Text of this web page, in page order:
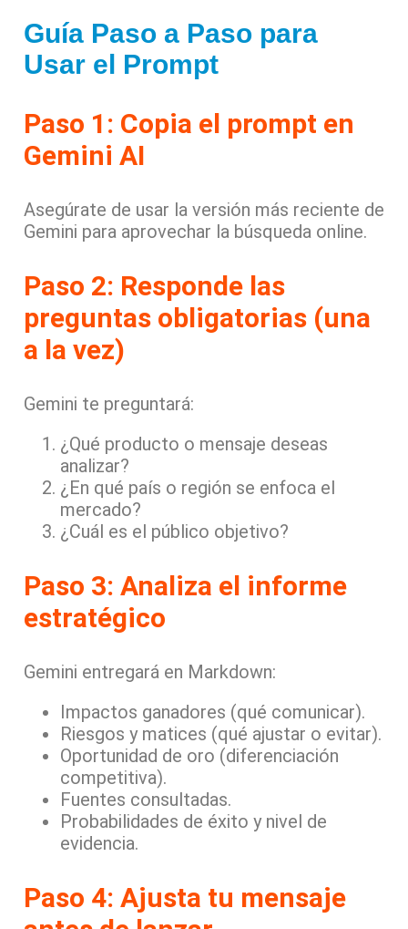
Guía Paso a Paso para
Usar el Prompt
Paso 1: Copia el prompt en
Gemini AI
Asegúrate de usar la versión más reciente de
Gemini para aprovechar la búsqueda online.
Paso 2: Responde las
preguntas obligatorias (una
a la vez)
Gemini te preguntará:
¿Qué producto o mensaje deseas
analizar?
¿En qué país o región se enfoca el
mercado?
¿Cuál es el público objetivo?
Paso 3: Analiza el informe
estratégico
Gemini entregará en Markdown:
Impactos ganadores (qué comunicar).
Riesgos y matices (qué ajustar o evitar).
Oportunidad de oro (diferenciación
competitiva).
Fuentes consultadas.
Probabilidades de éxito y nivel de
evidencia.
Paso 4: Ajusta tu mensaje